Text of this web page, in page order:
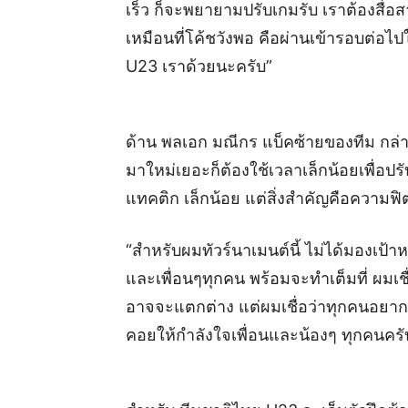
เร็ว ก็จะพยายามปรับเกมรับ เราต้องสื่
เหมือนที่โค้ชวังพอ คือผ่านเข้ารอบต่อ
U23 เราด้วยนะครับ”
ด้าน พลเอก มณีกร แบ็คซ้ายของทีม กล่
มาใหม่เยอะก็ต้องใช้เวลาเล็กน้อยเพื่อป
แทคติก เล็กน้อย แต่สิ่งสำคัญคือความฟิ
“สำหรับผมทัวร์นาเมนต์นี้ ไม่ได้มองเป้
และเพื่อนๆทุกคน พร้อมจะทำเต็มที่ ผม
อาจจะแตกต่าง แต่ผมเชื่อว่าทุกคนอยา
คอยให้กำลังใจเพื่อนและน้องๆ ทุกคนครั